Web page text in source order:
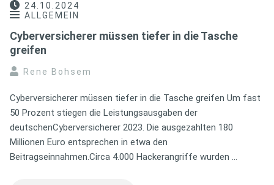
24.10.2024
ALLGEMEIN
Cyberversicherer müssen tiefer in die Tasche
greifen
Rene Bohsem
Cyberversicherer müssen tiefer in die Tasche greifen Um fast
50 Prozent stiegen die Leistungsausgaben der
deutschenCyberversicherer 2023. Die ausgezahlten 180
Millionen Euro entsprechen in etwa den
Beitragseinnahmen.Circa 4.000 Hackerangriffe wurden …